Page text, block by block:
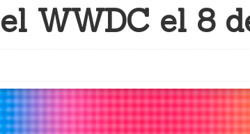
WWDC el 8